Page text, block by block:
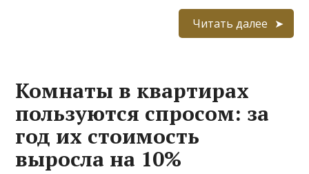
Читать далее
Комнаты в квартирах
пользуются спросом: за
год их стоимость
выросла на 10%